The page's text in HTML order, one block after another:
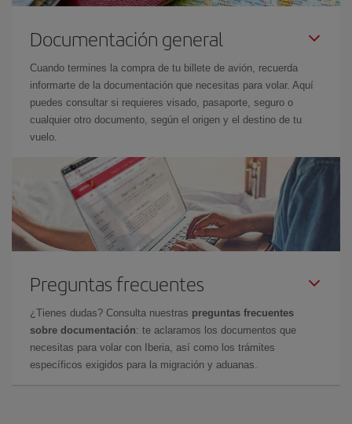
Documentación general
Cuando termines la compra de tu billete de avión, recuerda
informarte de la documentación que necesitas para volar. Aquí
puedes consultar si requieres visado, pasaporte, seguro o
cualquier otro documento, según el origen y el destino de tu
vuelo.
Preguntas frecuentes
¿Tienes dudas? Consulta nuestras preguntas frecuentes
sobre documentación: te aclaramos los documentos que
necesitas para volar con Iberia, así como los trámites
específicos exigidos para la migración y aduanas.